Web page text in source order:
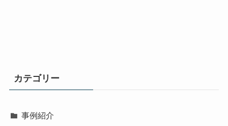
カテゴリー
事例紹介